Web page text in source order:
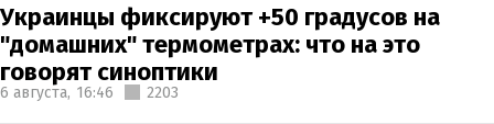
Украинцы фиксируют +50 градусов на
"домашних" термометрах: что на это
говорят синоптики
6 августа, 16:46 2203